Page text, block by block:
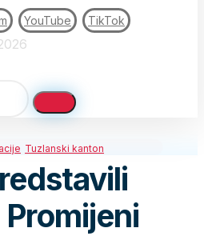
YouTube TikTok
Tuzlanski kanton